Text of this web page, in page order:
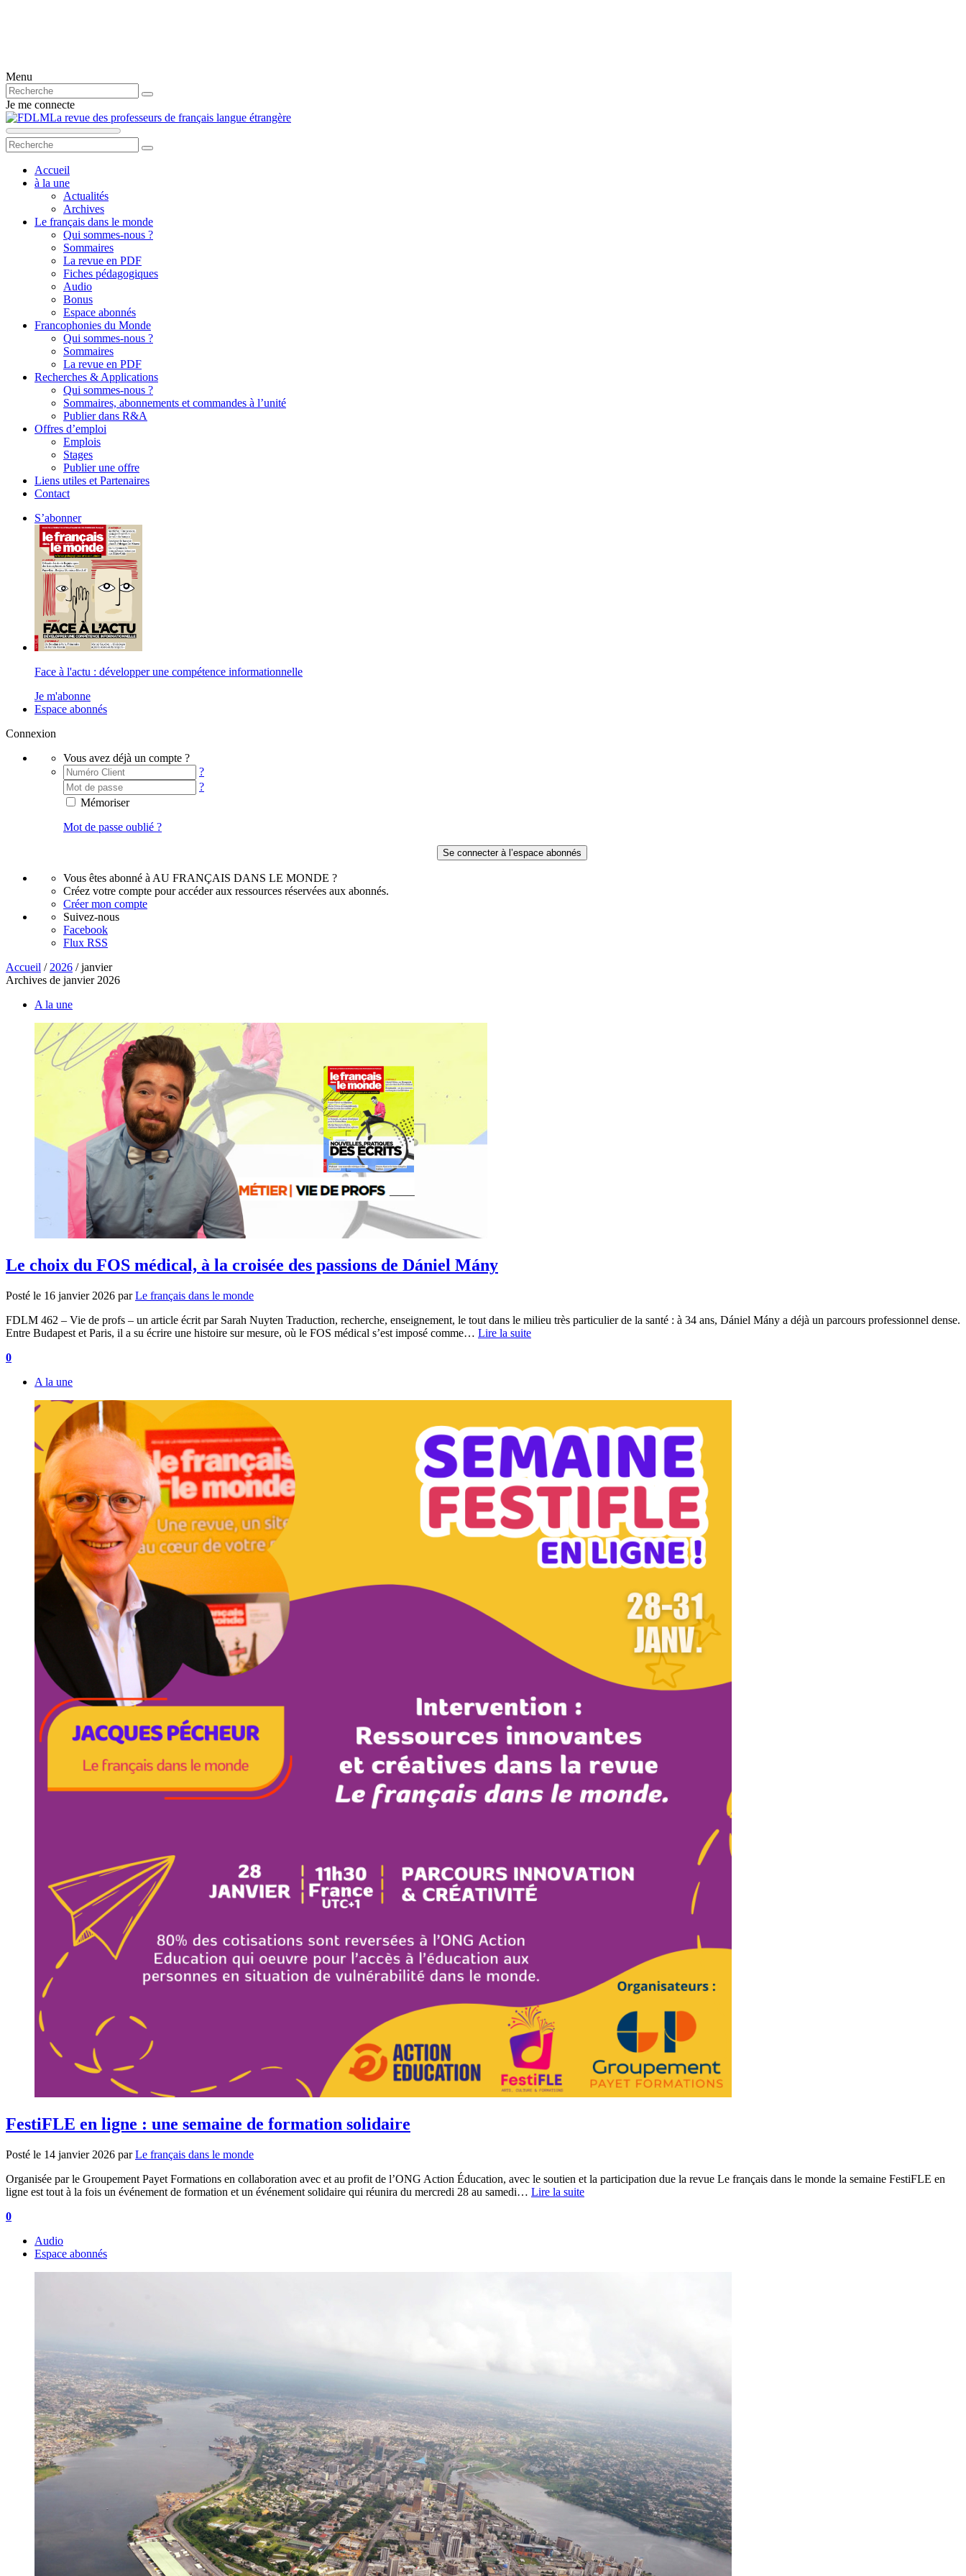
Menu
Je me connecte
La revue des professeurs de français langue étrangère
Accueil
à la une
Actualités
Archives
Le français dans le monde
Qui sommes-nous ?
Sommaires
La revue en PDF
Fiches pédagogiques
Audio
Bonus
Espace abonnés
Francophonies du Monde
Qui sommes-nous ?
Sommaires
La revue en PDF
Recherches & Applications
Qui sommes-nous ?
Sommaires, abonnements et commandes à l’unité
Publier dans R&A
Offres d’emploi
Emplois
Stages
Publier une offre
Liens utiles et Partenaires
Contact
S’abonner
Face à l'actu : développer une compétence informationnelle
Je m'abonne
Espace abonnés
Connexion
Vous avez déjà un compte ?
?
?
Mémoriser
Mot de passe oublié ?
Vous êtes abonné à AU FRANÇAIS DANS LE MONDE ?
Créez votre compte pour accéder aux ressources réservées aux abonnés.
Créer mon compte
Suivez-nous
Facebook
Flux RSS
Accueil / 2026 /janvier
Archives de janvier 2026
A la une
Le choix du FOS médical, à la croisée des passions de Dániel Mány
Posté le 16 janvier 2026 par Le français dans le monde
FDLM 462 – Vie de profs – un article écrit par Sarah Nuyten Traduction, recherche, enseignement, le tout dans le milieu très particulier de la santé : à 34 ans, Dániel Mány a déjà un parcours professionnel dense.
Entre Budapest et Paris, il a su écrire une histoire sur mesure, où le FOS médical s’est imposé comme… Lire la suite
0
A la une
FestiFLE en ligne : une semaine de formation solidaire
Posté le 14 janvier 2026 par Le français dans le monde
Organisée par le Groupement Payet Formations en collaboration avec et au profit de l’ONG Action Éducation, avec le soutien et la participation due la revue Le français dans le monde la semaine FestiFLE en
ligne est tout à la fois un événement de formation et un événement solidaire qui réunira du mercredi 28 au samedi… Lire la suite
0
Audio
Espace abonnés